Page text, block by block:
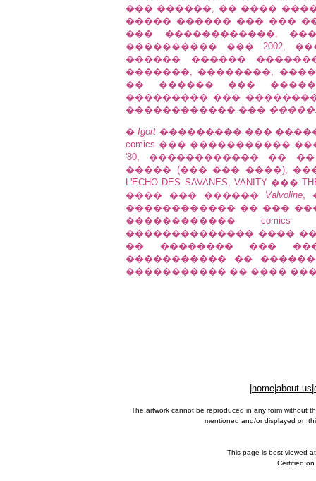
��� ������, �� ����
����� ������ ��� ���
��� ������������,
���������� ��� 2002,
������ ������
�������, ��������,
�� ������ ���
��������� ���
������������ ��� �����
�Igort ��������� ���
comics ��� �����������
'80, ������������ ��
����� (��� ��� ����), ���� ��
L'ECHO DES SAVANES,
���� ��� ������ Valvoline,
������������ �� ���
������������
�������������� ����
�� �������� ���
����������� ��
����������� �� ����
home about us
The artwork cannot be reproduced in any form without
mentioned and/or displayed on
This page is best viewed
Certified on